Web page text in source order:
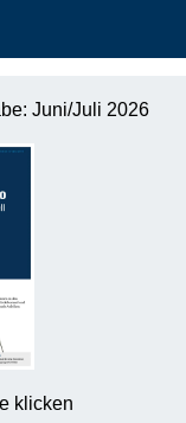
Juni/Juli 2026
klicken